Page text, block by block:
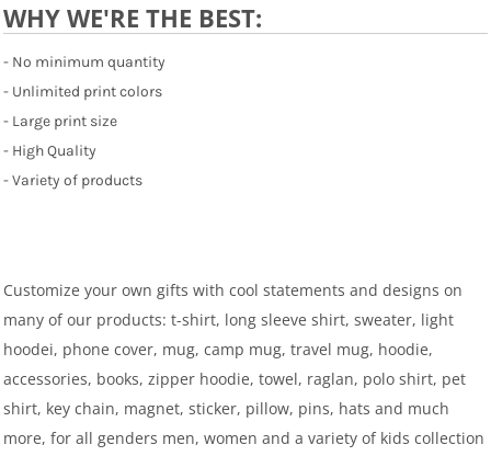
WHY WE'RE THE BEST:
- No minimum quantity
- Unlimited print colors
- Large print size
- High Quality
- Variety of products
Customize your own gifts with cool statements and designs on
many of our products: t-shirt, long sleeve shirt, sweater, light
hoodei, phone cover, mug, camp mug, travel mug, hoodie,
accessories, books, zipper hoodie, towel, raglan, polo shirt, pet
shirt, key chain, magnet, sticker, pillow, pins, hats and much
more, for all genders men, women and a variety of kids collection